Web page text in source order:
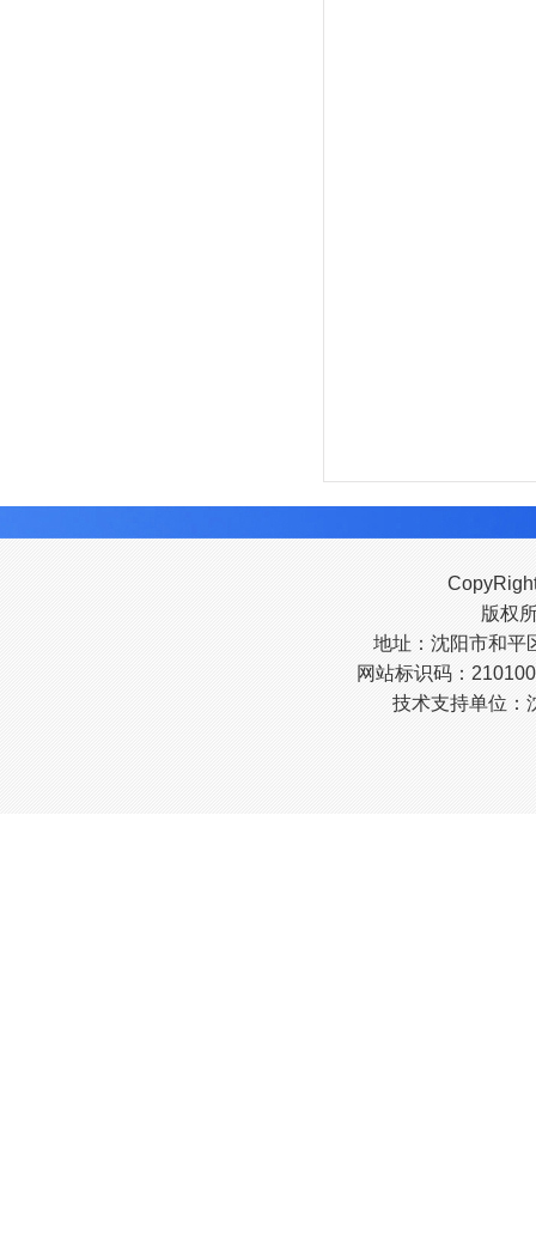
版权
地址：沈阳市和平
网站标识码：
技术支持单位：